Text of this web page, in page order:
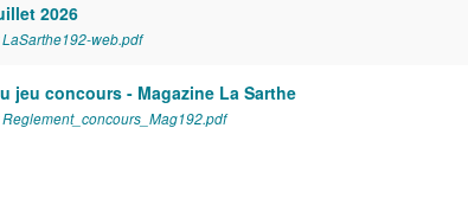
2026
web.pdf
jeu concours - Magazine La Sarthe